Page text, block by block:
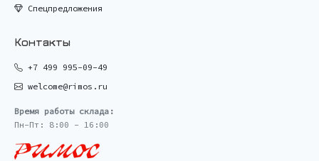
Спецпредложения
Контакты
+7 499 995-09-49
welcome@rimos.ru
Время работы склада:
Пн-Пт: 8:00 - 16:00